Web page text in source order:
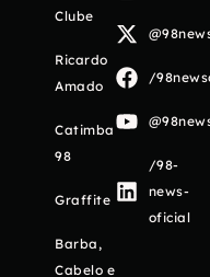
Clube
Ricardo
Amado
Catimba
98
Graffite
Barba,
Cabelo e
/
/98-
news-
oficial